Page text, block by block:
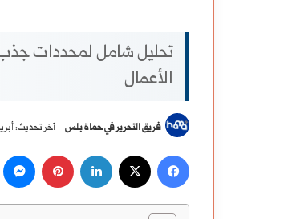
تحليل شامل لمحددات
الأعمال
فريق التحرير في حماة بلس آخر تحديث: أبريل 2,
فيسبوك لينكدإن